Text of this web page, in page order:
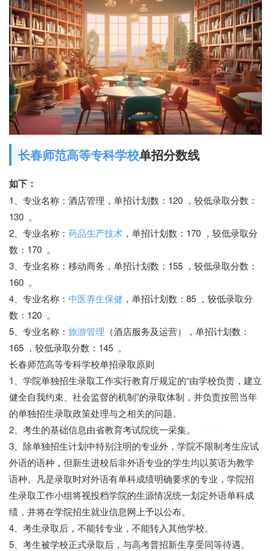
长春师范高等专科学校单招分数线
如下：
1、专业名称：酒店管理，单招计划数：120 ，较低录取分数：
130 。
2、专业名称： 药品生产技术 ，单招计划数：170 ，较低录取分
数：170 。
3、专业名称：移动商务，单招计划数：155 ，较低录取分数：
160 。
4、专业名称： 中医养生保健 ，单招计划数：85 ，较低录取分
数：120 。
5、专业名称： 旅游管理 （酒店服务及运营），单招计划数：
165 ，较低录取分数：145 。
长春师范高等专科学校单招录取原则
1、学院单独招生录取工作实行教育厅规定的“由学校负责，建立
健全自我约束、社会监督的机制”的录取体制，并负责按照当年
的单独招生录取政策处理与之相关的问题。
2、考生的基础信息由省教育考试院统一采集。
3、除单独招生计划中特别注明的专业外，学院不限制考生应试
外语的语种，但新生进校后非外语专业的学生均以英语为教学
语种。凡是录取时对外语有单科成绩明确要求的专业，学院招
生录取工作小组将视投档学院的生源情况统一划定外语单科成
绩，并将在学院招生就业信息网上予以公布。
4、考生录取后，不能转专业，不能转入其他学校。
5、考生被学校正式录取后，与高考普招新生享受同等待遇。